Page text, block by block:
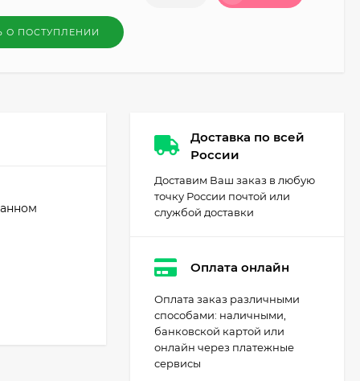
О ПОСТУПЛЕНИИ
Доставка по всей
России
Доставим Ваш заказ в любую
точку России почтой или
службой доставки
Оплата онлайн
Оплата заказ различными
способами: наличными,
банковской картой или
онлайн через платежные
сервисы